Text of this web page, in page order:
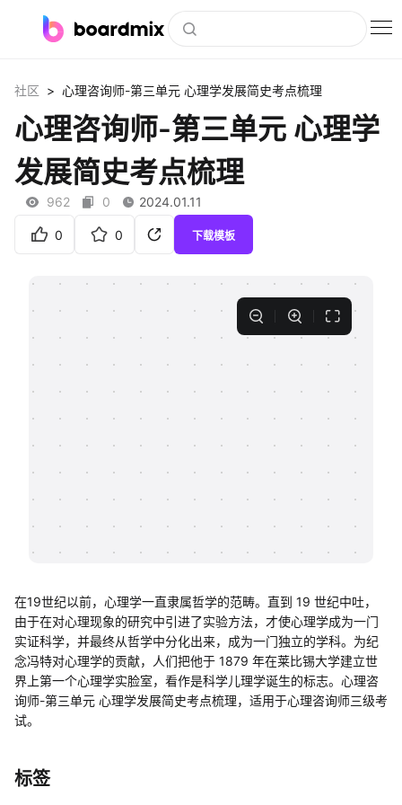
社区资源
会员
企业服务
客户案例
知识分享社区
社区 > 心理咨询师-第三单元 心理学发展简史考点梳理
心理咨询师-第三单元 心理学
发展简史考点梳理
962 0 2024.01.11
0 0 下载模板
在19世纪以前，心理学一直隶属哲学的范畴。直到 19 世纪中吐，
由于在对心理现象的研究中引进了实验方法，才使心理学成为一门
实证科学，并最终从哲学中分化出来，成为一门独立的学科。为纪
念冯特对心理学的贡献，人们把他于 1879 年在莱比锡大学建立世
界上第一个心理学实脸室，看作是科学儿理学诞生的标志。心理咨
询师-第三单元 心理学发展简史考点梳理，适用于心理咨询师三级考
试。
标签